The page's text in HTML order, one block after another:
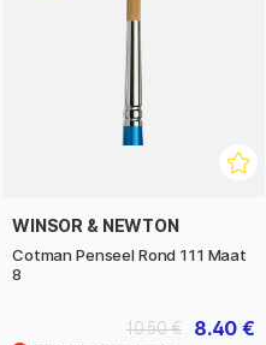
WINSOR & NEWTON
Cotman Penseel Rond 111 Maat
8
8.40 €
10.50 €